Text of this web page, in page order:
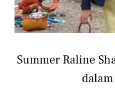
Summer Raline